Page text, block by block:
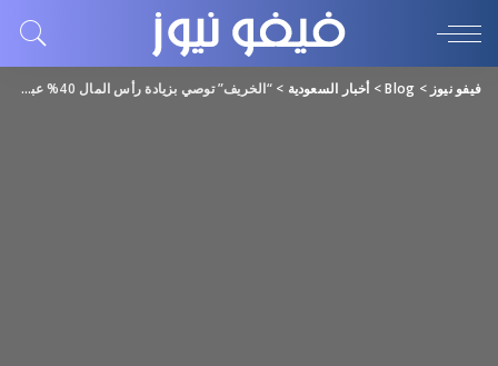
فيفو نيوز >
Blog
> أخبار السعودية >“الخريف” توصي بزيادة رأس المال 40% عبر أسهم منحة